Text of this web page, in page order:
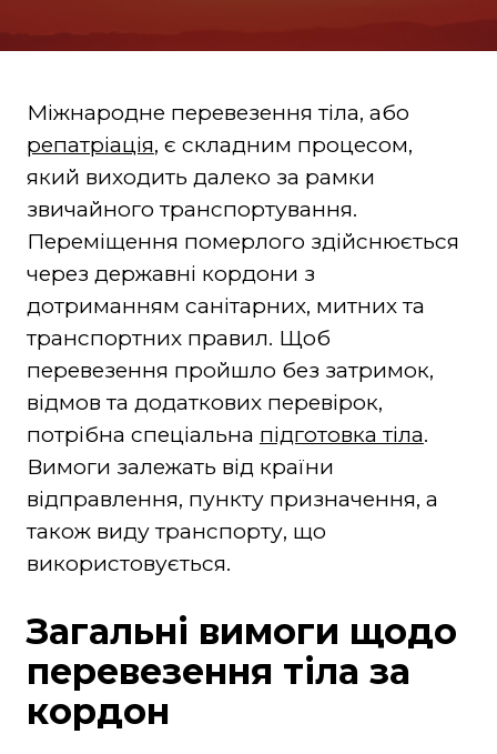
Міжнародне перевезення тіла, або
репатріація, є складним процесом,
який виходить далеко за рамки
звичайного транспортування.
Переміщення померлого здійснюється
через державні кордони з
дотриманням санітарних, митних та
транспортних правил. Щоб
перевезення пройшло без затримок,
відмов та додаткових перевірок,
потрібна спеціальна підготовка тіла.
Вимоги залежать від країни
відправлення, пункту призначення, а
також виду транспорту, що
використовується.
Загальні вимоги щодо
перевезення тіла за
кордон